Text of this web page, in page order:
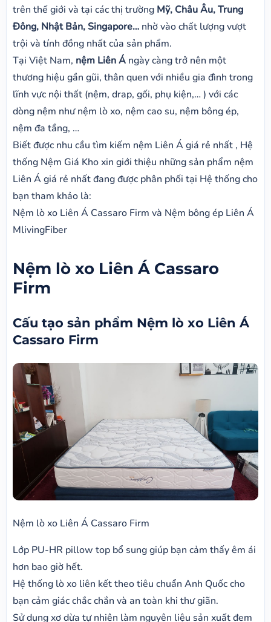
trên thế giới và tại các thị trường Mỹ, Châu Âu, Trung
Đông, Nhật Bản, Singapore… nhờ vào chất lượng vượt
trội và tính đồng nhất của sản phẩm.
Tại Việt Nam, nệm Liên Á ngày càng trở nên một
thương hiệu gần gũi, thân quen với nhiều gia đình trong
lĩnh vực nội thất (nệm, drap, gối, phụ kiện,… ) với các
dòng nệm như nệm lò xo, nệm cao su, nệm bông ép,
nệm đa tầng, …
Biết được nhu cầu tìm kiếm nệm Liên Á giá rẻ nhất , Hệ
thống Nệm Giá Kho xin giới thiệu những sản phẩm nệm
Liên Á giá rẻ nhất đang được phân phối tại Hệ thống cho
bạn tham khảo là:
Nệm lò xo Liên Á Cassaro Firm và Nệm bông ép Liên Á
MlivingFiber
Nệm lò xo Liên Á Cassaro
Firm
Cấu tạo sản phẩm Nệm lò xo Liên Á
Cassaro Firm
Nệm lò xo Liên Á Cassaro Firm
Lớp PU-HR pillow top bổ sung giúp bạn cảm thấy êm ái
hơn bao giờ hết.
Hệ thống lò xo liên kết theo tiêu chuẩn Anh Quốc cho
bạn cảm giác chắc chắn và an toàn khi thư giãn.
Sử dụng xơ dừa tự nhiên làm nguyên liệu sản xuất đem